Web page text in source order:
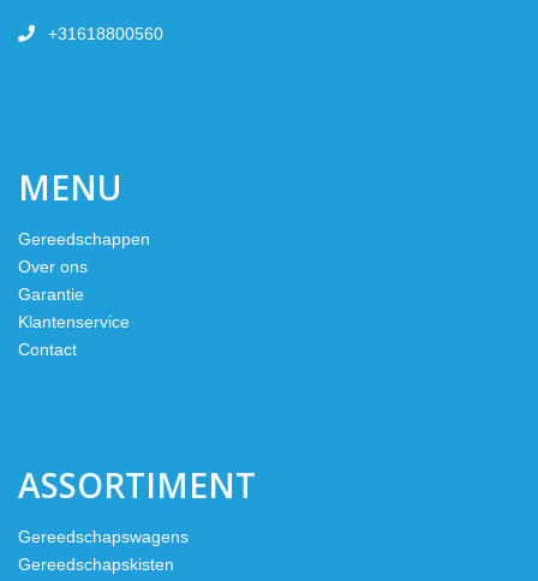
+31618800560
MENU
Gereedschappen
Over ons
Garantie
Klantenservice
Contact
ASSORTIMENT
Gereedschapswagens
Gereedschapskisten